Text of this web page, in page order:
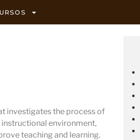
investigates the process of
environment,
teaching and learning.